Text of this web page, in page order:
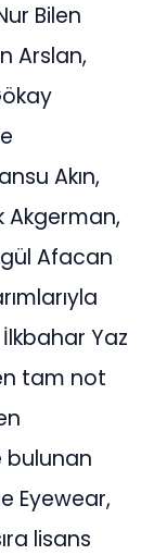
Bilen
Arslan,
Akın,
Akgerman,
Afacan
Yaz
tam not
bulunan
Eyewear,
lisans